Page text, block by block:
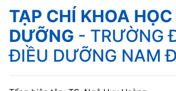
TẠP CHÍ KHOA
DƯỠNG - TRƯỜNG
ĐIỀU DƯỠNG NAM